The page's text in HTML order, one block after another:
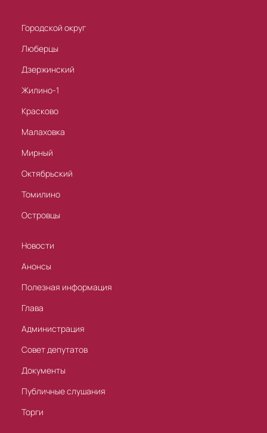
Городской округ
Люберцы
Дзержинский
Жилино-1
Красково
Малаховка
Мирный
Октябрьский
Томилино
Островцы
Новости
Анонсы
Полезная информация
Глава
Администрация
Совет депутатов
Документы
Публичные слушания
Торги